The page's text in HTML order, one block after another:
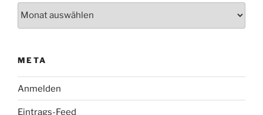
META
Anmelden
Eintrags-Feed